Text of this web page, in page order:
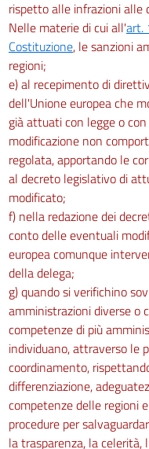
rispetto alle infrazioni alle
Nelle materie di cui all'art.
Costituzione, le sanzioni
regioni;
e) al recepimento di
dell'Unione europea che
già attuati con legge o
modificazione non
regolata, apportando le
al decreto legislativo di
modificato;
f) nella redazione dei
conto delle eventuali
europea comunque
della delega;
g) quando si verifichino
amministrazioni diverse o
competenze di più
individuano, attraverso le
coordinamento,
differenziazione,
competenze delle regioni
procedure per
la trasparenza, la